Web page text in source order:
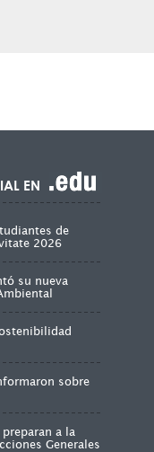
EN
de
2026
su nueva
sobre
a la
Generales